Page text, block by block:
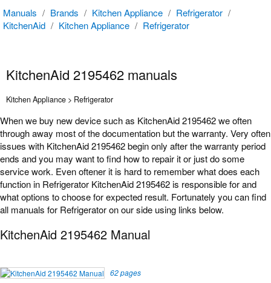
Manuals / Brands / Kitchen Appliance / Refrigerator /
KitchenAid / Kitchen Appliance / Refrigerator
KitchenAid 2195462 manuals
Kitchen Appliance > Refrigerator
When we buy new device such as KitchenAid 2195462 we often
through away most of the documentation but the warranty. Very often
issues with KitchenAid 2195462 begin only after the warranty period
ends and you may want to find how to repair it or just do some
service work. Even oftener it is hard to remember what does each
function in Refrigerator KitchenAid 2195462 is responsible for and
what options to choose for expected result. Fortunately you can find
all manuals for Refrigerator on our side using links below.
KitchenAid 2195462 Manual
62 pages